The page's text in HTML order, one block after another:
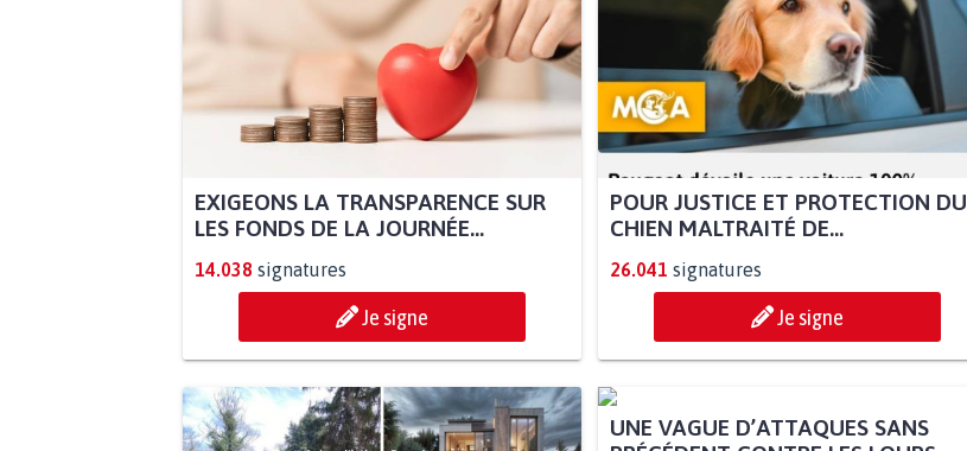
EXIGEONS LA TRANSPARENCE SUR
LES FONDS DE LA JOURNÉE...
14.038 signatures
Je signe
POUR JUSTICE ET PROTECTION DU
CHIEN MALTRAITÉ DE...
26.041 signatures
Je signe
UNE VAGUE D’ATTAQUES SANS